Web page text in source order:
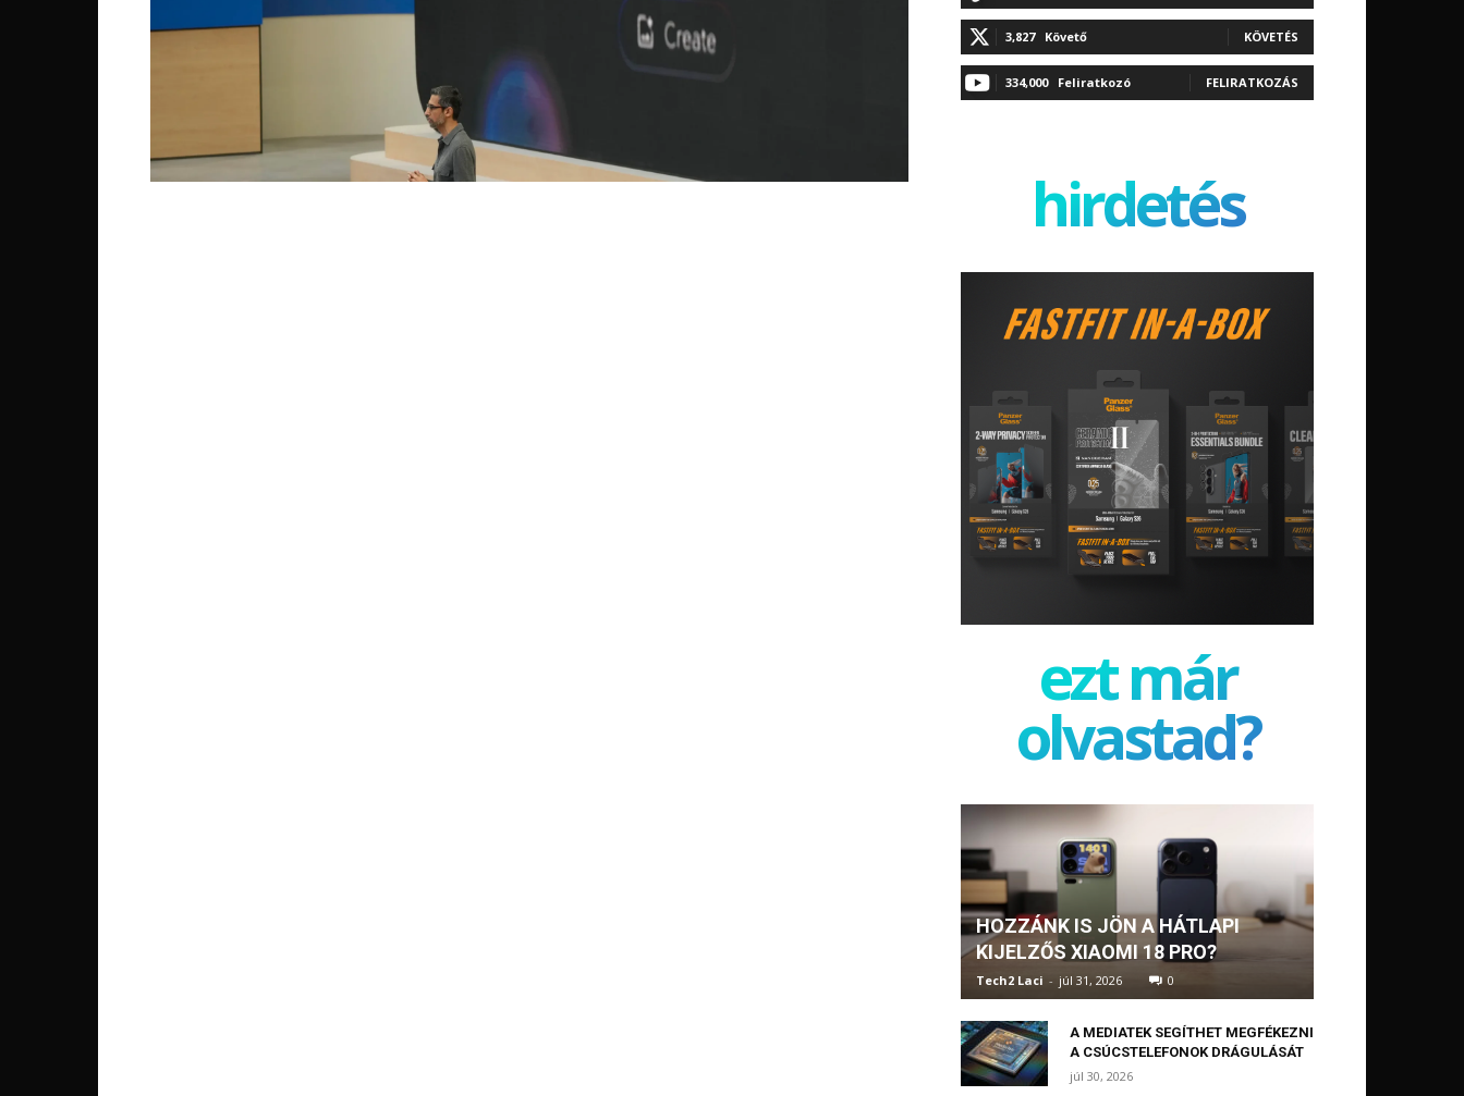
3,827 Követő KÖVETÉS
334,000 Feliratkozó FELIRATKOZÁS
hirdetés
ezt már
olvastad?
HOZZÁNK IS JÖN A HÁTLAPI
KIJELZŐS XIAOMI 18 PRO?
Tech2 Laci - júl 31, 2026 0
A MEDIATEK SEGÍTHET MEGFÉKEZNI
A CSÚCSTELEFONOK DRÁGULÁSÁT
júl 30, 2026